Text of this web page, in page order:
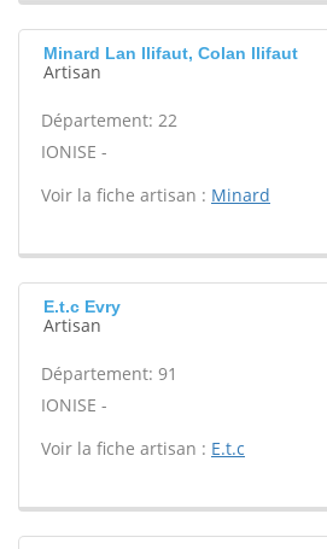
Minard Lan llifaut, Colan llifaut
Artisan
Département: 22
IONISE -
Voir la fiche artisan : Minard
E.t.c Evry
Artisan
Département: 91
IONISE -
Voir la fiche artisan : E.t.c